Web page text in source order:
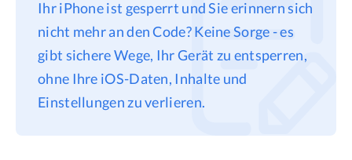
Datenschutz
Refund Policy
Ihr iPhone ist gesperrt und Sie erinnern sich
nicht mehr an den Code? Keine Sorge - es
gibt sichere Wege, Ihr Gerät zu entsperren,
ohne Ihre iOS-Daten, Inhalte und
Einstellungen zu verlieren.